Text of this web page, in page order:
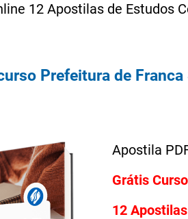
12 Apostilas de Estudos
Prefeitura de
Grátis
12